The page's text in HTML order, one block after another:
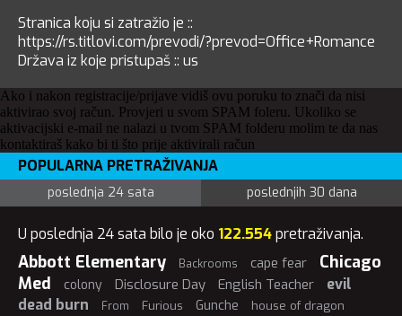
Stranica koju si zatražio je ::
https://rs.titlovi.com/prevodi/?prevod=Office+Romance
Država iz koje pristupaš :: us
Ako i nakon registracije/prijave vidiš ovu poruku to znači da nisi
aktivirao svoj račun. Provjeri u svom SPAM foleru. Ukoliko se
aktivacijski e-mail ne nalazi u tvom SPAM folderu molim te da nas
kontaktiraš kako bi ti što prije aktivirali račun
POPULARNA PRETRAŽIVANJA
poslednja 24 sata poslednjih 30 dana
U poslednja 24 sata bilo je oko 122.554pretraživanja.
Abbott Elementary Backrooms cape fear
Chicago
Med
colony Disclosure Day English Teacher
evil
dead burn
From Furious Gunche house of dragon